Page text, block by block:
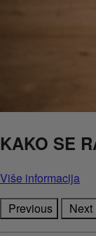
KAKO SE
Više informacija
Previous
Next